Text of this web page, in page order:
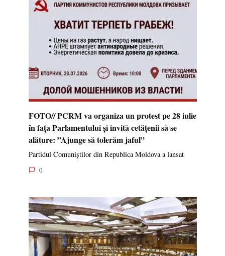
FOTO// PCRM va organiza un protest pe 28 iulie
în fața Parlamentului și invită cetățenii să se
alăture: ”Ajunge să tolerăm jaful”
Partidul Comuniștilor din Republica Moldova a lansat
0